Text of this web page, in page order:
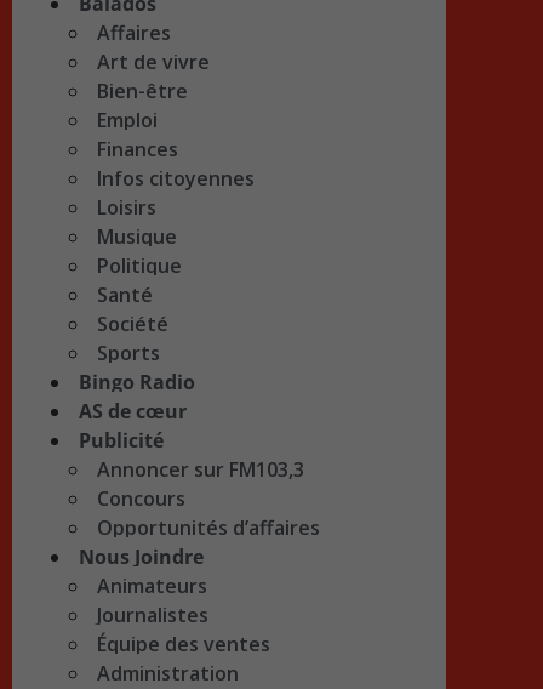
Affaires
Art de vivre
Bien-être
Emploi
Finances
Infos citoyennes
Loisirs
Musique
Politique
Santé
Société
Sports
Bingo Radio
AS de cœur
Publicité
Annoncer sur FM103,3
Concours
Opportunités d’affaires
Nous Joindre
Animateurs
Journalistes
Équipe des ventes
Administration